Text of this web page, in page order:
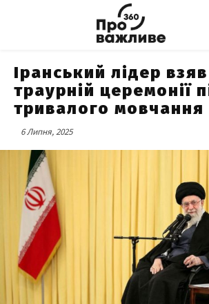
Іранський лідер
траурній церемонії
тривалого мовчання
6 Липня, 2025